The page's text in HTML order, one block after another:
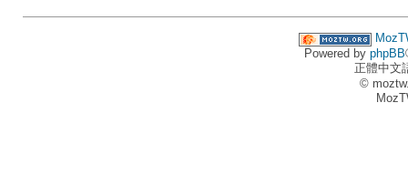
Powered by phpBB
正體中文
©